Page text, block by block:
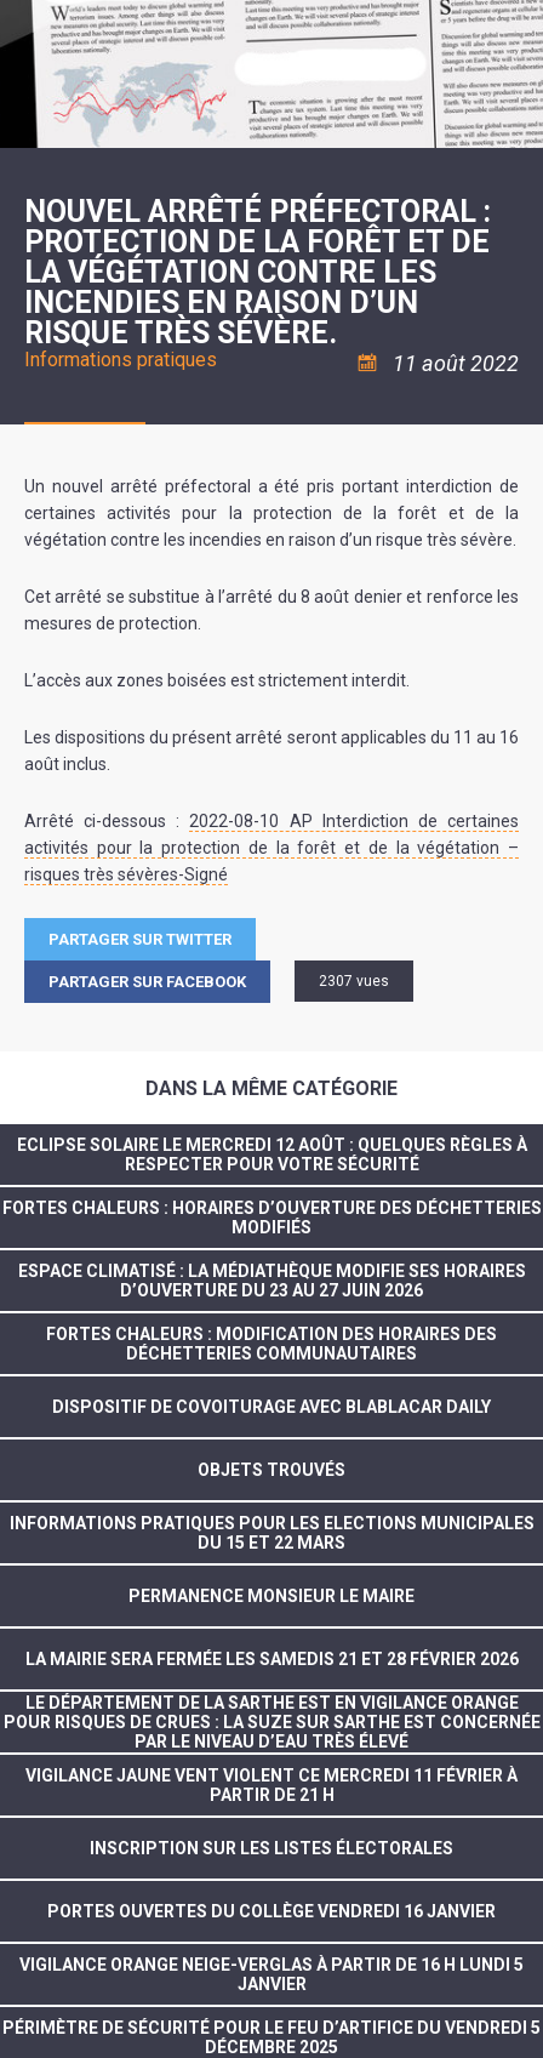
20ÈME
SIÈCLE
RÉUNIONS
DU
CONSEIL
MUNICIPAL
ARRÊTÉS
DÉCISIONS
MAIRE
DE
LA
MINORITÉ
LES
ÉCOLES
COLLÈGE
ESPACE
JEUNES
11
ANS
ASSOCIATION
COULÉE
DOUCE
ENVIRONNEMENT
L'EAU
L'ASSAINISSEMENT
RÉSIDENCE
AUTONOMIE
LA
POLICE
MUNICIPALE
SÉCURITÉ
RISQUES
MAJEURS
SANTÉ/COMMERCES/ARTISANS
MUSIQUE
L'ÉCOLE
COMMUNAUTAIRE
DANSE
PISCINE
VOIE
VERTE
VISITES
DÉCOUVERTES
LES
RANDONNÉES
LE
CAMPING-
CARS
TENTES
ET
CARAVANES
LA
HALTE
FLUVIALE
VENIR
NOUVEL ARRÊTÉ PRÉFECTORAL :
PROTECTION DE LA FORÊT ET DE
LA VÉGÉTATION CONTRE LES
INCENDIES EN RAISON D’UN
RISQUE TRÈS SÉVÈRE.
Informations pratiques 11 août 2022
Un nouvel arrêté préfectoral a été pris portant interdiction de
certaines activités pour la protection de la forêt et de la
végétation contre les incendies en raison d’un risque très sévère.
Cet arrêté se substitue à l’arrêté du 8 août denier et renforce les
mesures de protection.
L’accès aux zones boisées est strictement interdit.
Les dispositions du présent arrêté seront applicables du 11 au 16
août inclus.
Arrêté ci-dessous : 2022-08-10 AP Interdiction de certaines
activités pour la protection de la forêt et de la végétation –
risques très sévères-Signé
PARTAGER SUR TWITTER
PARTAGER SUR FACEBOOK 2307 vues
DANS LA MÊME CATÉGORIE
ECLIPSE SOLAIRE LE MERCREDI 12 AOÛT : QUELQUES RÈGLES À
RESPECTER POUR VOTRE SÉCURITÉ
FORTES CHALEURS : HORAIRES D’OUVERTURE DES DÉCHETTERIES
MODIFIÉS
ESPACE CLIMATISÉ : LA MÉDIATHÈQUE MODIFIE SES HORAIRES
D’OUVERTURE DU 23 AU 27 JUIN 2026
FORTES CHALEURS : MODIFICATION DES HORAIRES DES
DÉCHETTERIES COMMUNAUTAIRES
DISPOSITIF DE COVOITURAGE AVEC BLABLACAR DAILY
OBJETS TROUVÉS
INFORMATIONS PRATIQUES POUR LES ELECTIONS MUNICIPALES
DU 15 ET 22 MARS
PERMANENCE MONSIEUR LE MAIRE
LA MAIRIE SERA FERMÉE LES SAMEDIS 21 ET 28 FÉVRIER 2026
LE DÉPARTEMENT DE LA SARTHE EST EN VIGILANCE ORANGE
POUR RISQUES DE CRUES : LA SUZE SUR SARTHE EST CONCERNÉE
PAR LE NIVEAU D’EAU TRÈS ÉLEVÉ
VIGILANCE JAUNE VENT VIOLENT CE MERCREDI 11 FÉVRIER À
PARTIR DE 21 H
INSCRIPTION SUR LES LISTES ÉLECTORALES
PORTES OUVERTES DU COLLÈGE VENDREDI 16 JANVIER
VIGILANCE ORANGE NEIGE-VERGLAS À PARTIR DE 16 H LUNDI 5
JANVIER
PÉRIMÈTRE DE SÉCURITÉ POUR LE FEU D’ARTIFICE DU VENDREDI 5
DÉCEMBRE 2025